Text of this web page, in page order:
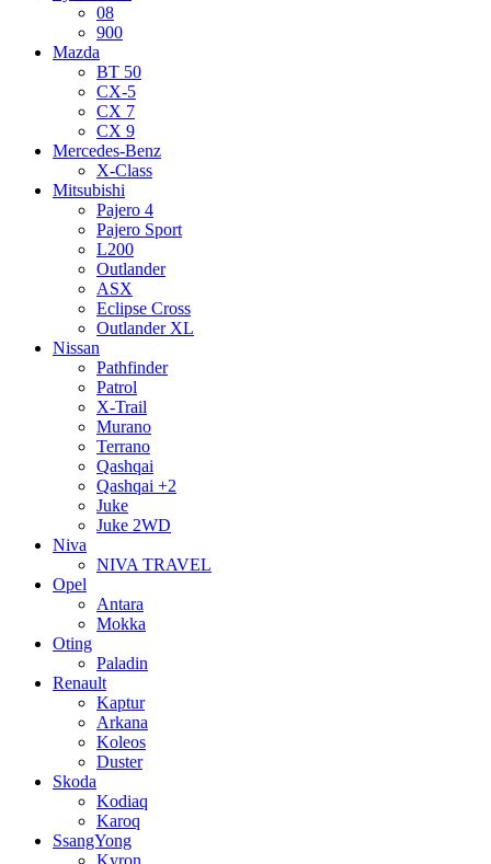
08
900
Mazda
BT 50
CX-5
CX 7
CX 9
Mercedes-Benz
X-Class
Mitsubishi
Pajero 4
Pajero Sport
L200
Outlander
ASX
Eclipse Cross
Outlander XL
Nissan
Pathfinder
Patrol
X-Trail
Murano
Terrano
Qashqai
Qashqai +2
Juke
Juke 2WD
Niva
NIVA TRAVEL
Opel
Antara
Mokka
Oting
Paladin
Renault
Kaptur
Arkana
Koleos
Duster
Skoda
Kodiaq
Karoq
SsangYong
Kyron